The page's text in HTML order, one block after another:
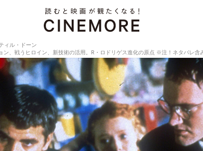
ィル・ドーン
ン、戦うヒロイン、新技術の活用。R・ロドリゲス進化の原点 ※注！ネタバレ含